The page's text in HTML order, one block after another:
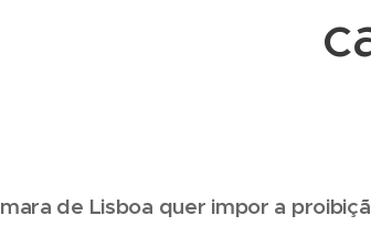
de Lisboa quer impor a